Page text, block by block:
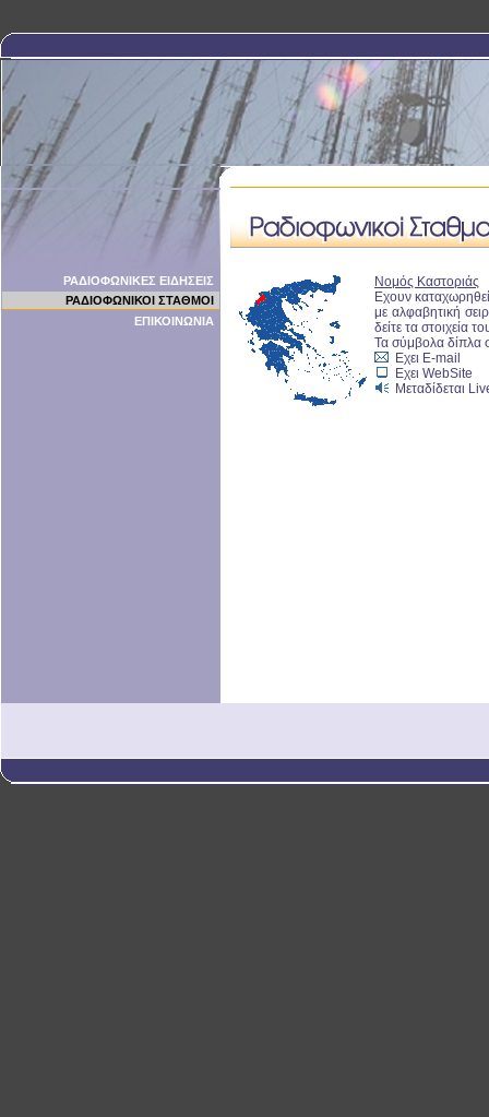
ΡΑΔΙΟΦΩΝΙΚΕΣ ΕΙΔΗΣΕΙΣ
ΡΑΔΙΟΦΩΝΙΚΟΙ ΣΤΑΘΜΟΙ
ΕΠΙΚΟΙΝΩΝΙΑ
Νομός Καστοριάς
Εχουν
με αλφαβητική
δείτε τα στοιχεία
Τα σύμβολα δίπλα
Εχει E-mail
Εχει WebSite
Μεταδίδεται